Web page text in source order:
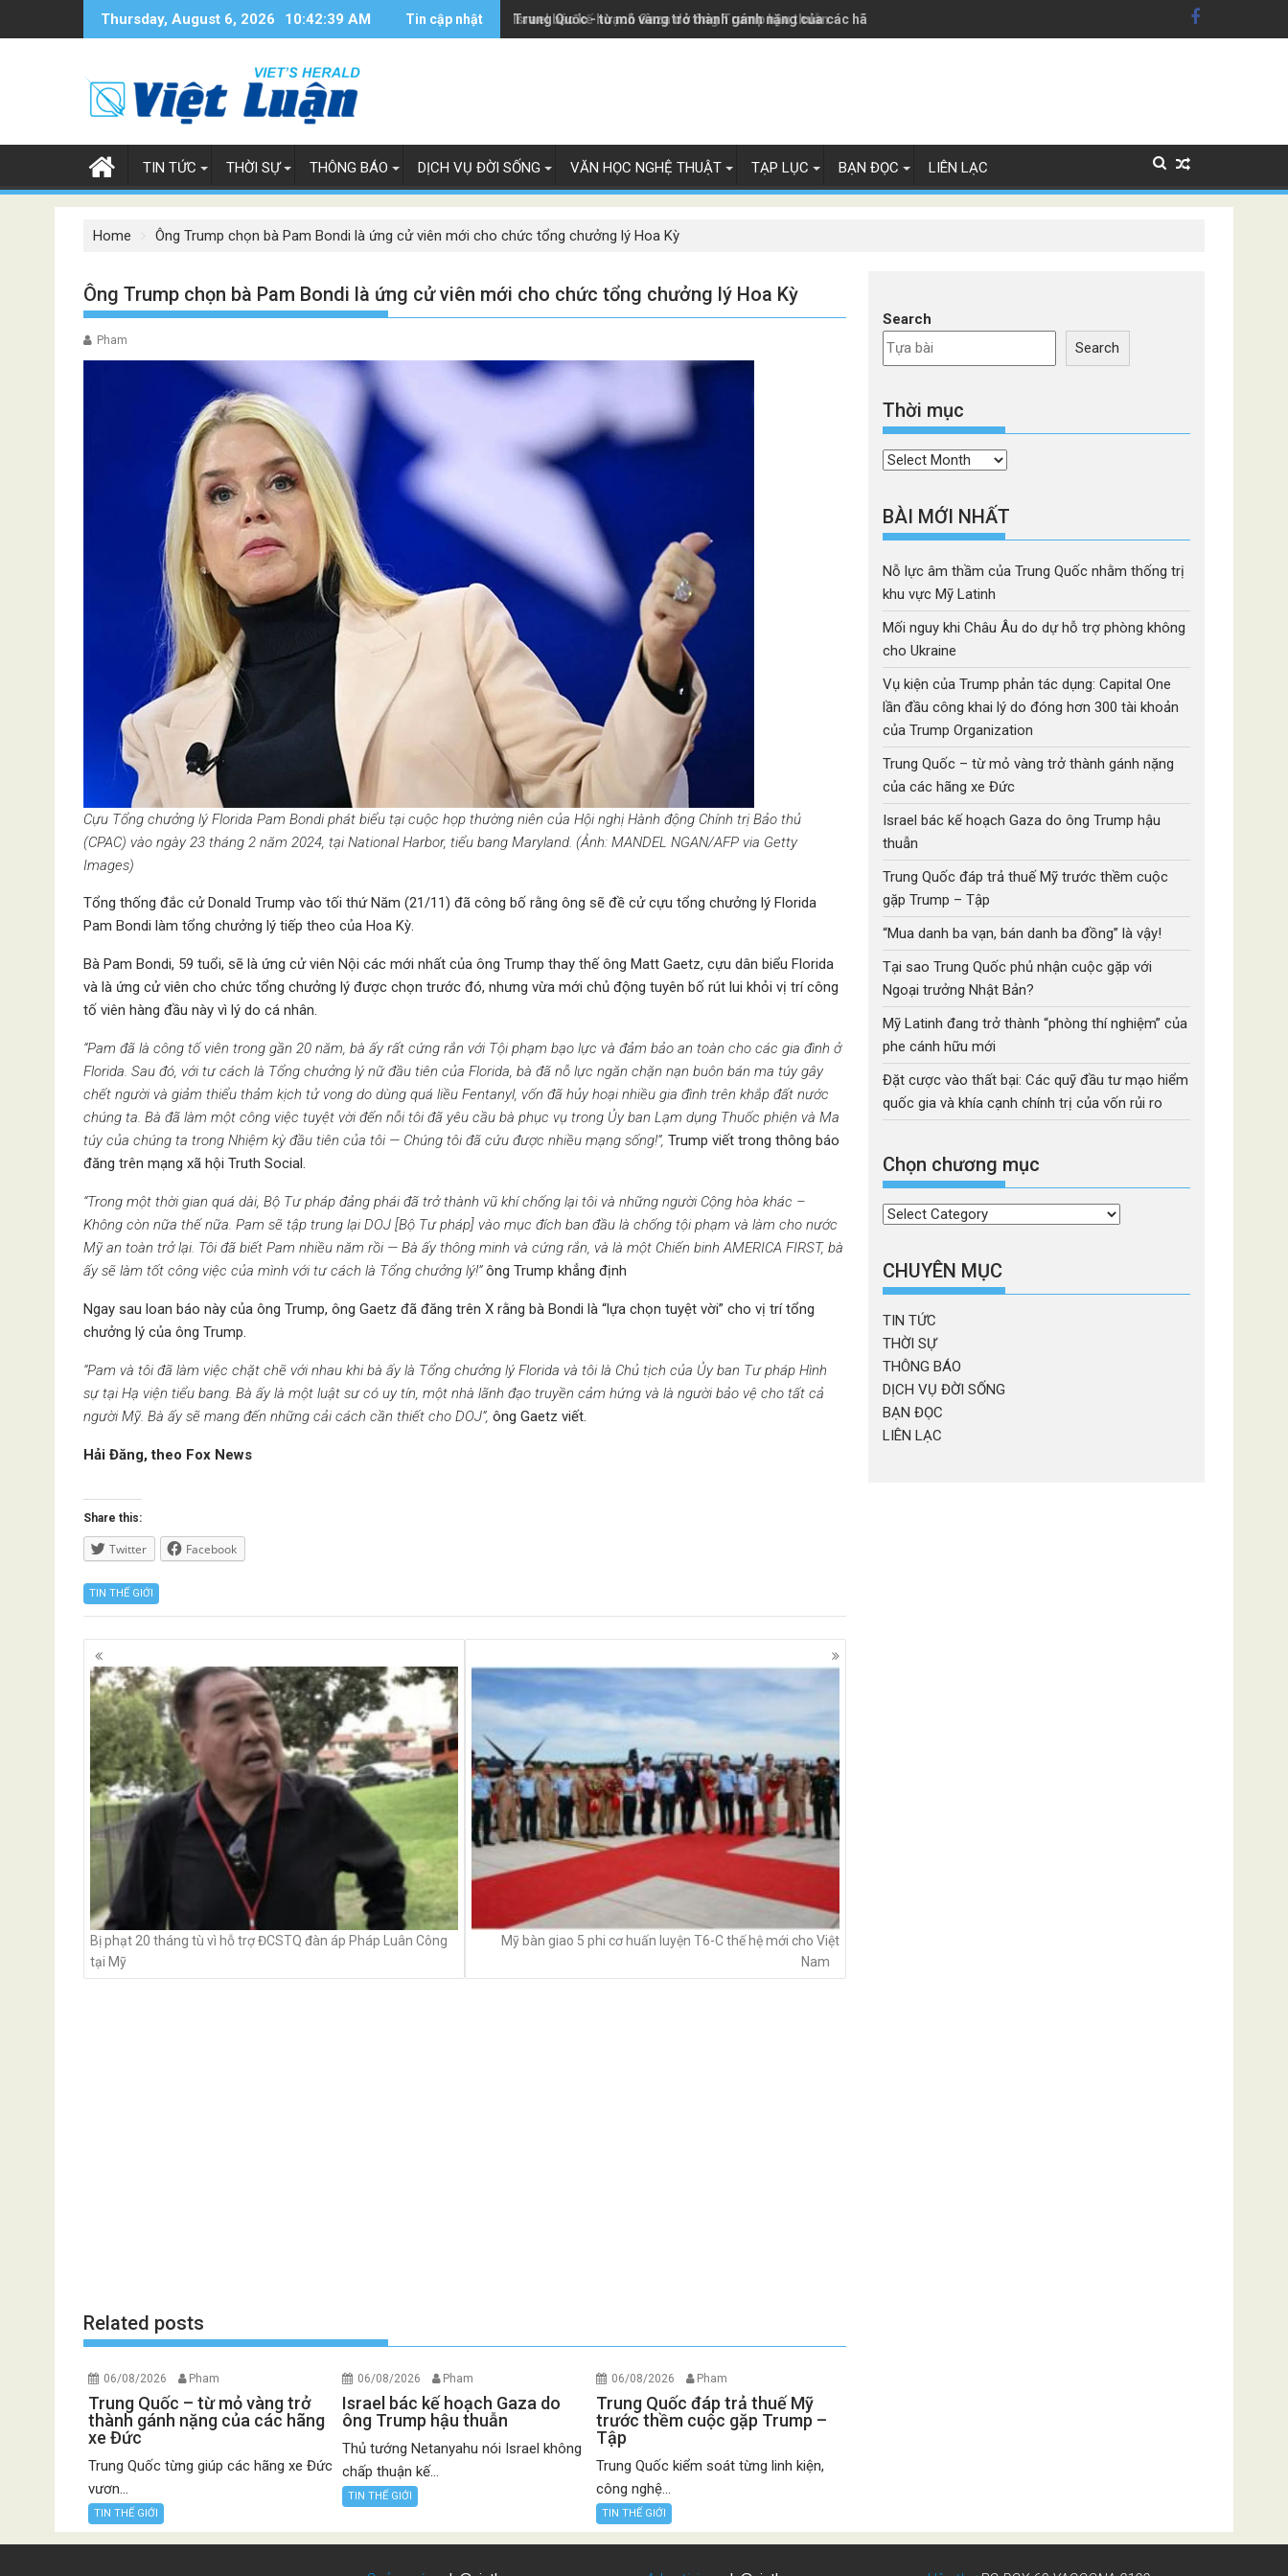
Thursday, August 6, 2026 10:42:39 AM Tin cập nhật Trung Quốc - từ mỏ vàng trở thành gánh nặng của các hãng xe Đức
Israel bác kế hoạch Gaza do ông Trump hậu thuẫn
TIN TỨC THỜI SỰ THÔNG BÁO DỊCH VỤ ĐỜI SỐNG VĂN HỌC NGHỆ THUẬT TẠP LỤC BẠN ĐỌC LIÊN LẠC
Home Ông Trump chọn bà Pam Bondi là ứng cử viên mới cho chức tổng chưởng lý Hoa Kỳ
Ông Trump chọn bà Pam Bondi là ứng cử viên mới cho chức tổng chưởng lý Hoa Kỳ
Pham
Cựu Tổng chưởng lý Florida Pam Bondi phát biểu tại cuộc họp thường niên của Hội nghị Hành động Chính trị Bảo thủ
(CPAC) vào ngày 23 tháng 2 năm 2024, tại National Harbor, tiểu bang Maryland. (Ảnh: MANDEL NGAN/AFP via Getty
Images)
Tổng thống đắc cử Donald Trump vào tối thứ Năm (21/11) đã công bố rằng ông sẽ đề cử cựu tổng chưởng lý Florida
Pam Bondi làm tổng chưởng lý tiếp theo của Hoa Kỳ.
Bà Pam Bondi, 59 tuổi, sẽ là ứng cử viên Nội các mới nhất của ông Trump thay thế ông Matt Gaetz, cựu dân biểu Florida
và là ứng cử viên cho chức tổng chưởng lý được chọn trước đó, nhưng vừa mới chủ động tuyên bố rút lui khỏi vị trí công
tố viên hàng đầu này vì lý do cá nhân.
“Pam đã là công tố viên trong gần 20 năm, bà ấy rất cứng rắn với Tội phạm bạo lực và đảm bảo an toàn cho các gia đình ở
Florida. Sau đó, với tư cách là Tổng chưởng lý nữ đầu tiên của Florida, bà đã nỗ lực ngăn chặn nạn buôn bán ma túy gây
chết người và giảm thiểu thảm kịch tử vong do dùng quá liều Fentanyl, vốn đã hủy hoại nhiều gia đình trên khắp đất nước
chúng ta. Bà đã làm một công việc tuyệt vời đến nỗi tôi đã yêu cầu bà phục vụ trong Ủy ban Lạm dụng Thuốc phiện và Ma
túy của chúng ta trong Nhiệm kỳ đầu tiên của tôi — Chúng tôi đã cứu được nhiều mạng sống!”, Trump viết trong thông báo
đăng trên mạng xã hội Truth Social.
“Trong một thời gian quá dài, Bộ Tư pháp đảng phái đã trở thành vũ khí chống lại tôi và những người Cộng hòa khác –
Không còn nữa thế nữa. Pam sẽ tập trung lại DOJ [Bộ Tư pháp] vào mục đích ban đầu là chống tội phạm và làm cho nước
Mỹ an toàn trở lại. Tôi đã biết Pam nhiều năm rồi — Bà ấy thông minh và cứng rắn, và là một Chiến binh AMERICA FIRST, bà
ấy sẽ làm tốt công việc của mình với tư cách là Tổng chưởng lý!”ông Trump khẳng định
Ngay sau loan báo này của ông Trump, ông Gaetz đã đăng trên X rằng bà Bondi là “lựa chọn tuyệt vời” cho vị trí tổng
chưởng lý của ông Trump.
“Pam và tôi đã làm việc chặt chẽ với nhau khi bà ấy là Tổng chưởng lý Florida và tôi là Chủ tịch của Ủy ban Tư pháp Hình
sự tại Hạ viện tiểu bang. Bà ấy là một luật sư có uy tín, một nhà lãnh đạo truyền cảm hứng và là người bảo vệ cho tất cả
người Mỹ. Bà ấy sẽ mang đến những cải cách cần thiết cho DOJ”, ông Gaetz viết.
Hải Đăng, theo Fox News
Share this:
Twitter Facebook
TIN THẾ GIỚI
Posts
navigation
Bị phạt 20 tháng tù vì hỗ trợ ĐCSTQ đàn áp Pháp Luân Công
tại Mỹ
Mỹ bàn giao 5 phi cơ huấn luyện T6-C thế hệ mới cho Việt
Nam
Related posts
06/08/2026 Pham
Trung Quốc – từ mỏ vàng trở
thành gánh nặng của các hãng
xe Đức
Trung Quốc từng giúp các hãng xe Đức
vươn...
TIN THẾ GIỚI
06/08/2026 Pham
Israel bác kế hoạch Gaza do
ông Trump hậu thuẫn
Thủ tướng Netanyahu nói Israel không
chấp thuận kế...
TIN THẾ GIỚI
06/08/2026 Pham
Trung Quốc đáp trả thuế Mỹ
trước thềm cuộc gặp Trump –
Tập
Trung Quốc kiểm soát từng linh kiện,
công nghệ...
TIN THẾ GIỚI
Search
Search
Thời mục
Thời
BÀI MỚI NHẤT
Nỗ lực âm thầm của Trung Quốc nhằm thống trị
khu vực Mỹ Latinh
Mối nguy khi Châu Âu do dự hỗ trợ phòng không
cho Ukraine
Vụ kiện của Trump phản tác dụng: Capital One
lần đầu công khai lý do đóng hơn 300 tài khoản
của Trump Organization
Trung Quốc – từ mỏ vàng trở thành gánh nặng
của các hãng xe Đức
Israel bác kế hoạch Gaza do ông Trump hậu
thuẫn
Trung Quốc đáp trả thuế Mỹ trước thềm cuộc
gặp Trump – Tập
“Mua danh ba vạn, bán danh ba đồng” là vậy!
Tại sao Trung Quốc phủ nhận cuộc gặp với
Ngoại trưởng Nhật Bản?
Mỹ Latinh đang trở thành “phòng thí nghiệm” của
phe cánh hữu mới
Đặt cược vào thất bại: Các quỹ đầu tư mạo hiểm
quốc gia và khía cạnh chính trị của vốn rủi ro
Chọn chương mục
Chọn
mục
CHUYÊN MỤC
TIN TỨC
THỜI SỰ
THÔNG BÁO
DỊCH VỤ ĐỜI SỐNG
BẠN ĐỌC
LIÊN LẠC